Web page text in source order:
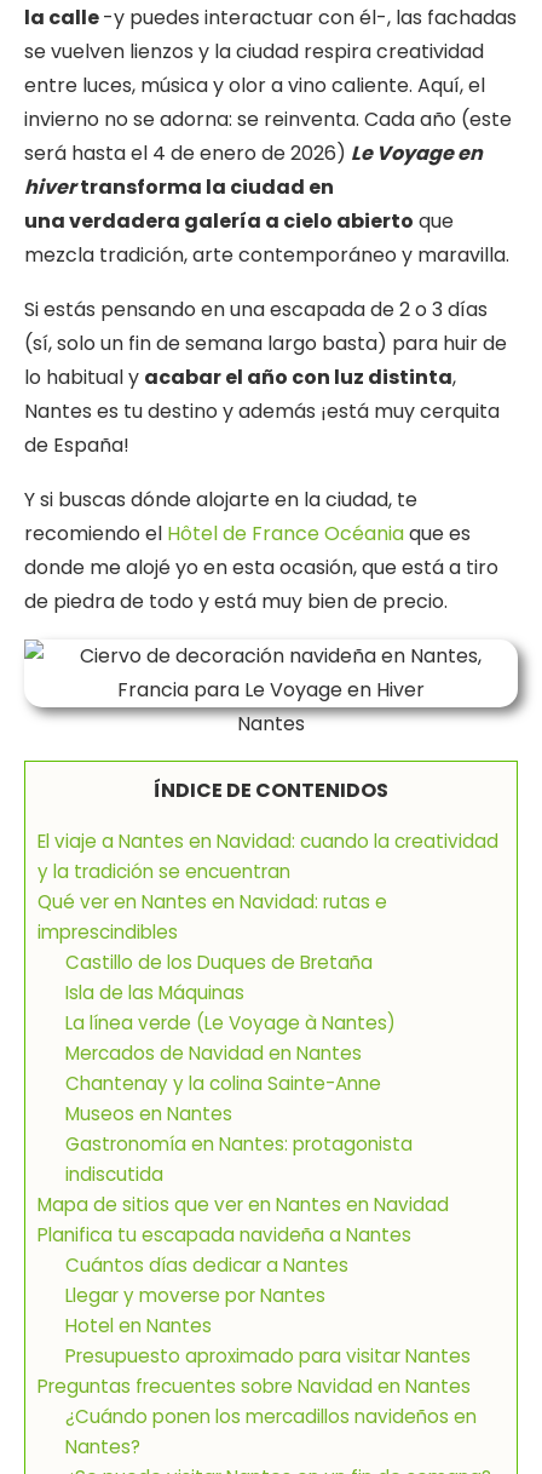
la calle-y puedes interactuar con él-, las fachadas
se vuelven lienzos y la ciudad respira creatividad
entre luces, música y olor a vino caliente. Aquí, el
invierno no se adorna: se reinventa. Cada año (este
será hasta el 4 de enero de 2026) Le Voyage en
hivertransforma la ciudad en
una verdadera galería a cielo abierto que
mezcla tradición, arte contemporáneo y maravilla.
Si estás pensando en una escapada de 2 o 3 días
(sí, solo un fin de semana largo basta) para huir de
lo habitual y acabar el año con luz distinta,
Nantes es tu destino y además ¡está muy cerquita
de España!
Y si buscas dónde alojarte en la ciudad, te
recomiendo el Hôtel de France Océaniaque es
donde me alojé yo en esta ocasión, que está a tiro
de piedra de todo y está muy bien de precio.
Nantes
ÍNDICE DE CONTENIDOS
El viaje a Nantes en Navidad: cuando la creatividad
y la tradición se encuentran
Qué ver en Nantes en Navidad: rutas e
imprescindibles
Castillo de los Duques de Bretaña
Isla de las Máquinas
La línea verde (Le Voyage à Nantes)
Mercados de Navidad en Nantes
Chantenay y la colina Sainte-Anne
Museos en Nantes
Gastronomía en Nantes: protagonista
indiscutida
Mapa de sitios que ver en Nantes en Navidad
Planifica tu escapada navideña a Nantes
Cuántos días dedicar a Nantes
Llegar y moverse por Nantes
Hotel en Nantes
Presupuesto aproximado para visitar Nantes
Preguntas frecuentes sobre Navidad en Nantes
¿Cuándo ponen los mercadillos navideños en
Nantes?